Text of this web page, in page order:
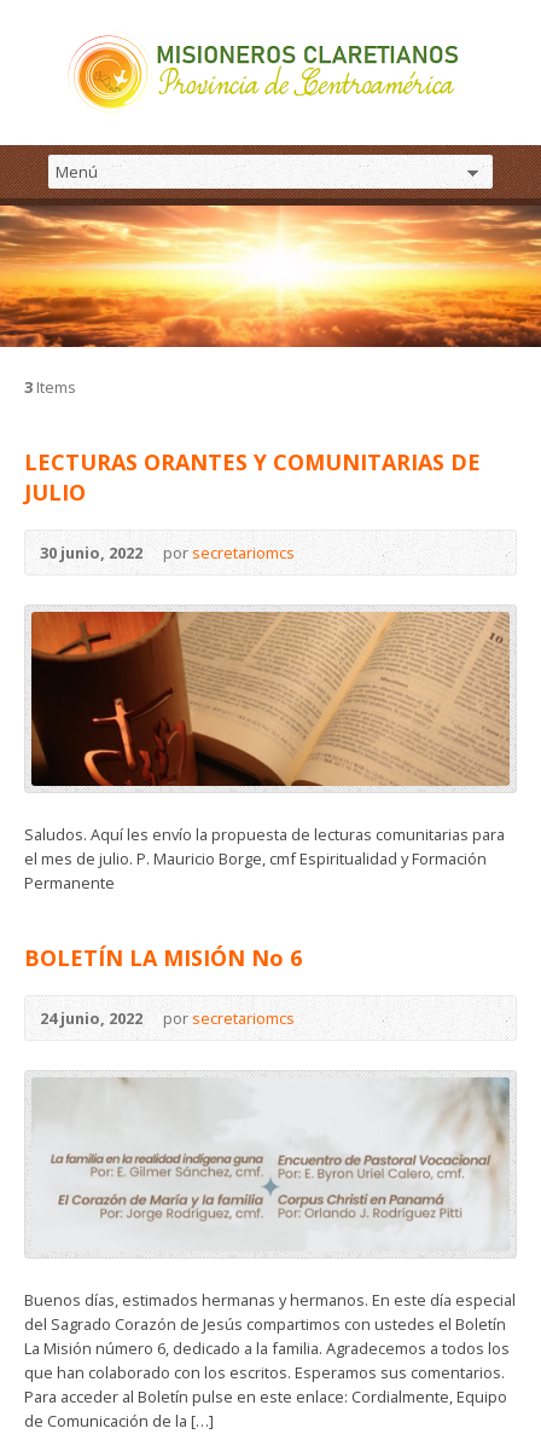
3 Items
LECTURAS ORANTES Y COMUNITARIAS DE
JULIO
30 junio, 2022 porsecretariomcs
Saludos. Aquí les envío la propuesta de lecturas comunitarias para
el mes de julio. P. Mauricio Borge, cmf Espiritualidad y Formación
Permanente
BOLETÍN LA MISIÓN No 6
24 junio, 2022 porsecretariomcs
Buenos días, estimados hermanas y hermanos. En este día especial
del Sagrado Corazón de Jesús compartimos con ustedes el Boletín
La Misión número 6, dedicado a la familia. Agradecemos a todos los
que han colaborado con los escritos. Esperamos sus comentarios.
Para acceder al Boletín pulse en este enlace: Cordialmente, Equipo
de Comunicación de la […]